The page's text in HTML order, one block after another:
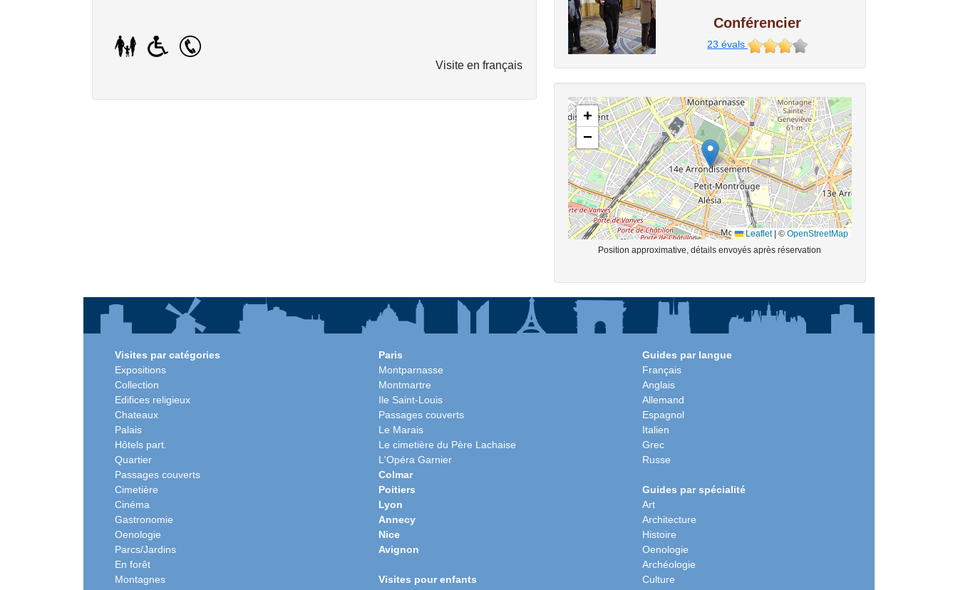
Visite en français
Conférencier
23 évals
+
−
Leaflet | © OpenStreetMap
Position approximative, détails envoyés après réservation
Visites par catégories
Expositions
Collection
Edifices religieux
Chateaux
Palais
Hôtels part.
Quartier
Passages couverts
Cimetière
Cinéma
Gastronomie
Oenologie
Parcs/Jardins
En forêt
Montagnes
Paris
Montparnasse
Montmartre
Ile Saint-Louis
Passages couverts
Le Marais
Le cimetière du Père Lachaise
L'Opéra Garnier
Colmar
Poitiers
Lyon
Annecy
Nice
Avignon
Visites pour enfants
Guides par langue
Français
Anglais
Allemand
Espagnol
Italien
Grec
Russe
Guides par spécialité
Art
Architecture
Histoire
Oenologie
Archéologie
Culture